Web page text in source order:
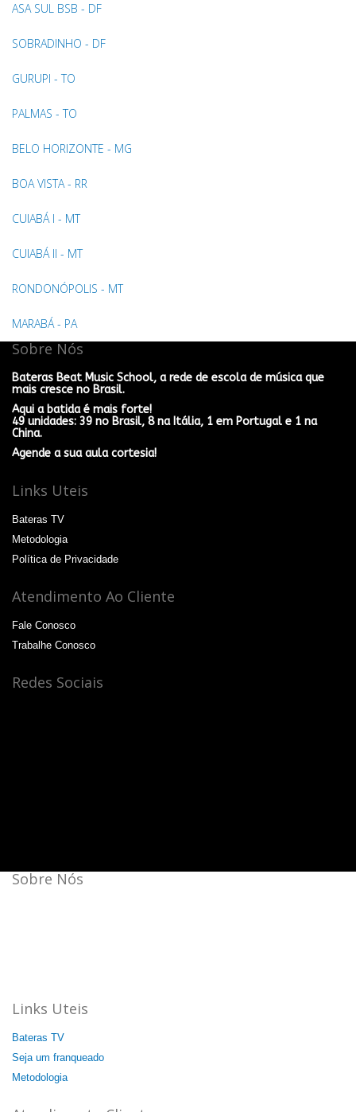
ASA SUL BSB - DF
SOBRADINHO - DF
GURUPI - TO
PALMAS - TO
BELO HORIZONTE - MG
BOA VISTA - RR
CUIABÁ I - MT
CUIABÁ II - MT
RONDONÓPOLIS - MT
MARABÁ - PA
Sobre Nós
Bateras Beat Music School, a rede de escola de música que
mais cresce no Brasil.
Aqui a batida é mais forte!
49 unidades: 39 no Brasil, 8 na Itália, 1 em Portugal e 1 na
China.
Agende a sua aula cortesia!
Links Uteis
Bateras TV
Metodologia
Política de Privacidade
Atendimento Ao Cliente
Fale Conosco
Trabalhe Conosco
Redes Sociais
Sobre Nós
Links Uteis
Bateras TV
Seja um franqueado
Metodologia